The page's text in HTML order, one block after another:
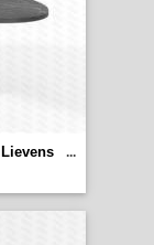
Lievens
...